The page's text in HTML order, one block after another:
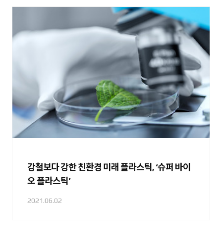
강철보다 강한 친환경 미래 플라스틱, ‘슈퍼 바이
오 플라스틱’
2021.06.02